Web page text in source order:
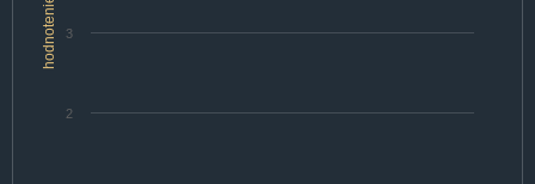
hodnotenie
2
3